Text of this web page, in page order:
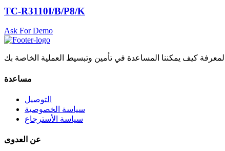
TC-R3110I/B/P8/K
Ask For Demo
مساعدة
التوصيل
سياسة الخصوصية
سياسة الأسترجاع
عن العدوى